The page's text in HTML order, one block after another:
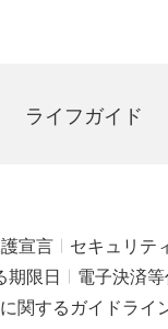
ライフガイド
宣言 セキュリテ
期限日
電子決済
関するガイドライ